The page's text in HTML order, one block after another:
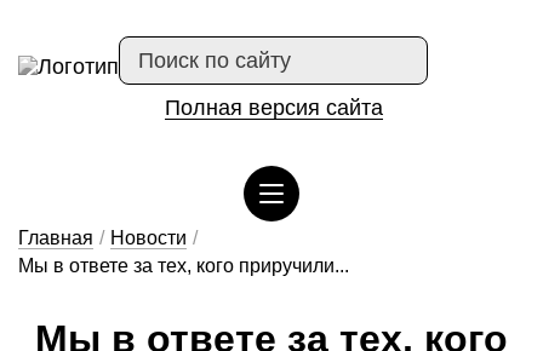
Полная версия сайта
Главная / Новости /
Мы в ответе за тех, кого приручили...
Мы в от­ве­те за тех, ко­го